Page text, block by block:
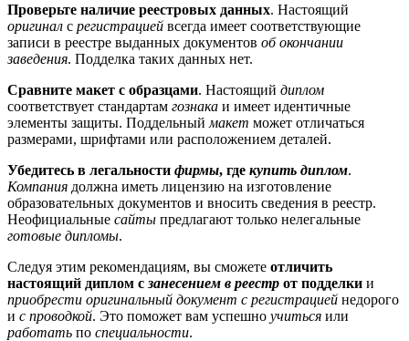
Проверьте наличие реестровых данных. Настоящий
оригинал с регистрацией всегда имеет соответствующие
записи в реестре выданных документов об окончании
заведения. Подделка таких данных нет.
Сравните макет с образцами. Настоящий диплом
соответствует стандартам гознака и имеет идентичные
элементы защиты. Поддельный макет может отличаться
размерами, шрифтами или расположением деталей.
Убедитесь в легальности фирмы, где купить диплом.
Компания должна иметь лицензию на изготовление
образовательных документов и вносить сведения в реестр.
Неофициальные сайты предлагают только нелегальные
готовые дипломы.
Следуя этим рекомендациям, вы сможете отличить
настоящий диплом с занесением в реестр от подделки и
приобрести оригинальный документ с регистрацией недорого
и с проводкой. Это поможет вам успешно учиться или
работать по специальности.